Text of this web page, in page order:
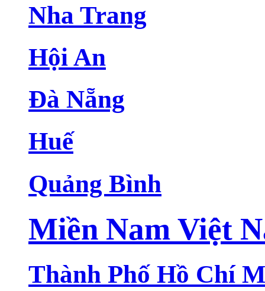
Nha Trang
Hội An
Đà Nẵng
Huế
Quảng Bình
Miền Nam Việt
Thành Phố Hồ Chí